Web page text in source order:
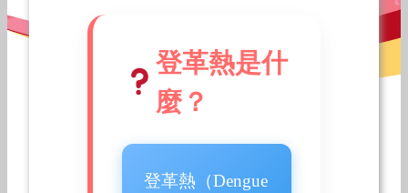
登革熱是什
麼？
登革熱（Dengue